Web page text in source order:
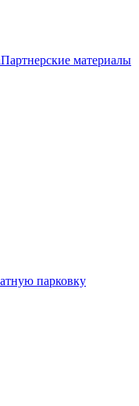
Партнерские материалы
парковку